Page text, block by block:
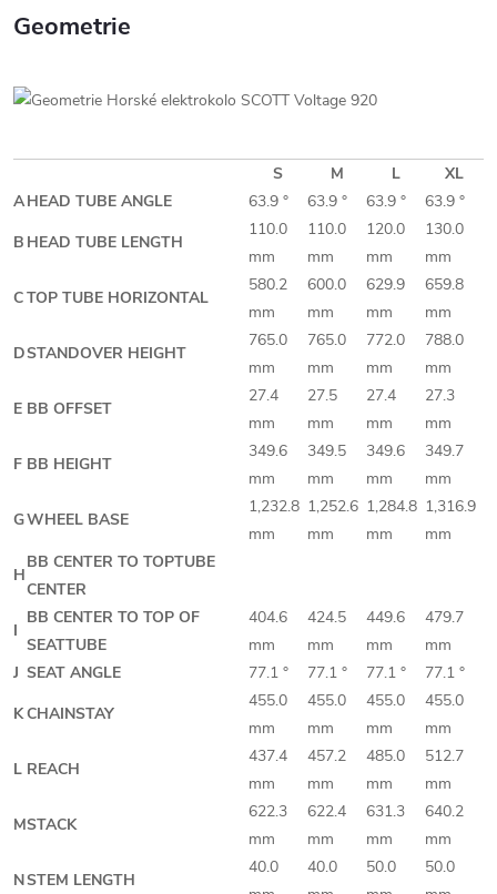
Geometrie
S M L
XL
AHEAD TUBE ANGLE 63.9 ° 63.9 ° 63.9 °
63.9 °
B HEAD TUBE LENGTH
110.0
mm
110.0
mm
120.0
mm
130.0
mm
CTOP TUBE HORIZONTAL
580.2
mm
600.0
mm
629.9
mm
659.8
mm
DSTANDOVER HEIGHT
765.0
mm
765.0
mm
772.0
mm
788.0
mm
E BB OFFSET
27.4
mm
27.5
mm
27.4
mm
27.3
mm
F BB HEIGHT
349.6
mm
349.5
mm
349.6
mm
349.7
mm
GWHEEL BASE
1,232.8
mm
1,252.6
mm
1,284.8
mm
1,316.9
mm
H
BB CENTER TO TOPTUBE
CENTER
I
BB CENTER TO TOP OF
SEATTUBE
404.6
mm
424.5
mm
449.6
mm
479.7
mm
J SEAT ANGLE 77.1 ° 77.1 ° 77.1 °
77.1 °
KCHAINSTAY
455.0
mm
455.0
mm
455.0
mm
455.0
mm
L REACH
437.4
mm
457.2
mm
485.0
mm
512.7
mm
MSTACK
622.3
mm
622.4
mm
631.3
mm
640.2
mm
NSTEM LENGTH
40.0
40.0
50.0
50.0